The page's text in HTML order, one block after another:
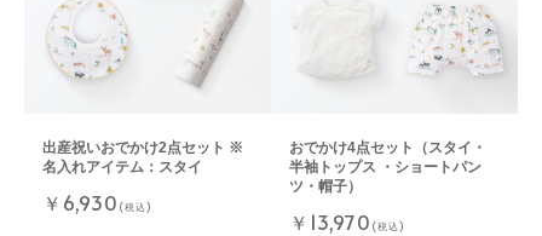
出産祝いおでかけ2点セット ※
名入れアイテム：スタイ
￥6,930 (税込)
おでかけ4点セット（スタイ・
半袖トップス ・ショートパン
ツ・帽子）
￥13,970 (税込)